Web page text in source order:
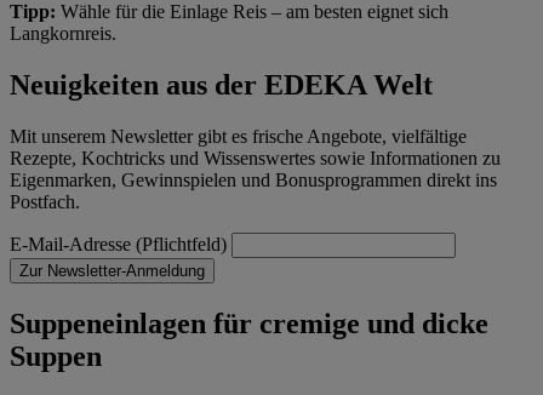
Tipp: Wähle für die Einlage Reis – am besten eignet sich
Langkornreis.
Neuigkeiten aus der EDEKA Welt
Mit unserem Newsletter gibt es frische Angebote, vielfältige
Rezepte, Kochtricks und Wissenswertes sowie Informationen zu
Eigenmarken, Gewinnspielen und Bonusprogrammen direkt ins
Postfach.
E-Mail-Adresse (Pflichtfeld)
Zur Newsletter-Anmeldung
Suppeneinlagen für cremige und dicke
Suppen